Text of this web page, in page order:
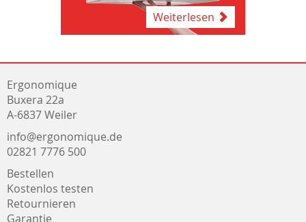
Weiterlesen
Ergonomique
Buxera 22a
A-6837 Weiler
info@ergonomique.de
02821 7776 500
Bestellen
Kostenlos testen
Retournieren
Garantie